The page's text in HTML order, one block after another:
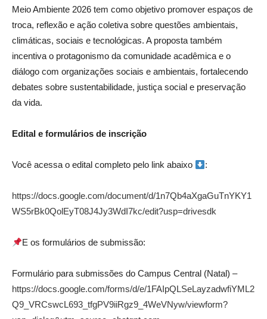
Meio Ambiente 2026 tem como objetivo promover espaços de
troca, reflexão e ação coletiva sobre questões ambientais,
climáticas, sociais e tecnológicas. A proposta também
incentiva o protagonismo da comunidade acadêmica e o
diálogo com organizações sociais e ambientais, fortalecendo
debates sobre sustentabilidade, justiça social e preservação
da vida.
Edital e formulários de inscrição
Você acessa o edital completo pelo link abaixo :
https://docs.google.com/document/d/1n7Qb4aXgaGuTnYKY1
WS5rBk0QolEyT08J4Jy3WdI7kc/edit?usp=drivesdk
E os formulários de submissão:
Formulário para submissões do Campus Central (Natal) –
https://docs.google.com/forms/d/e/1FAIpQLSeLayzadwfiYML2
Q9_VRCswcL693_tfgPV9iiRgz9_4WeVNyw/viewform?